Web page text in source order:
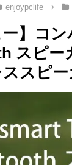
enjoypclife
ー】コ
スピー
スピー